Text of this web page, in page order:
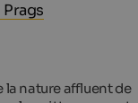
la nature affluent de